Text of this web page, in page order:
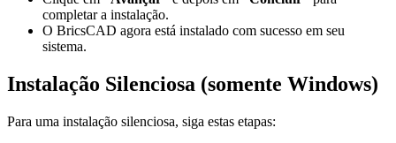
completar a instalação.
O BricsCAD agora está instalado com sucesso em seu
sistema.
Instalação Silenciosa (somente Windows)
Para uma instalação silenciosa, siga estas etapas: